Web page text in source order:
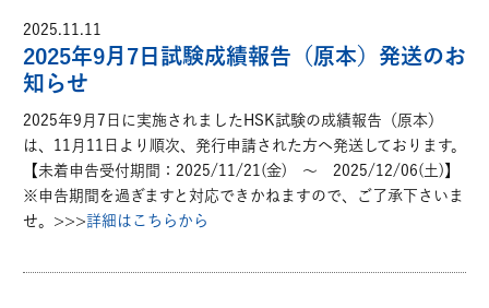
2025.11.11
2025年9月7日試験成績報告（原本）発送のお
知らせ
2025年9月7日に実施されましたHSK試験の成績報告（原本）
は、11月11日より順次、発行申請された方へ発送しております。
【未着申告受付期間：2025/11/21(金) ～ 2025/12/06(土)】
※申告期間を過ぎますと対応できかねますので、ご了承下さいま
せ。>>>詳細はこちらから